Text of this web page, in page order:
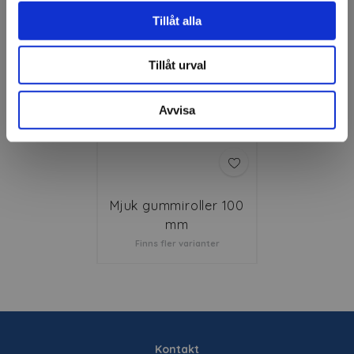
Tillåt alla
Tillåt urval
Avvisa
Relaterade produkter
Mjuk gummiroller 100
mm
Finns fler varianter
Kontakt